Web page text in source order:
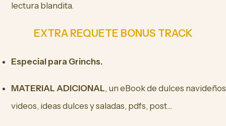
lectura blandita.
EXTRA REQUETE BONUS TRACK
Especial para Grinchs.
MATERIAL ADICIONAL, un eBook de dulces
videos, ideas dulces y saladas, pdfs, post...